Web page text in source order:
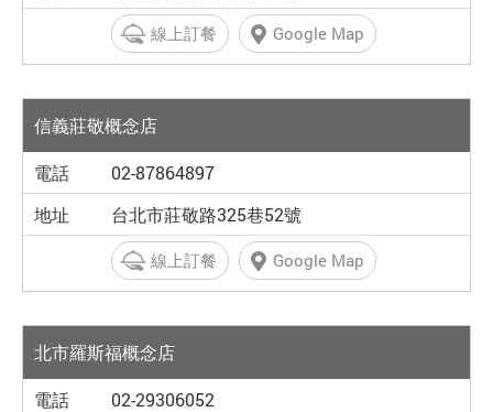
線上訂餐 Google Map
信義莊敬概念店
02-87864897
台北市莊敬路325巷52號
線上訂餐 Google Map
北市羅斯福概念店
02-29306052